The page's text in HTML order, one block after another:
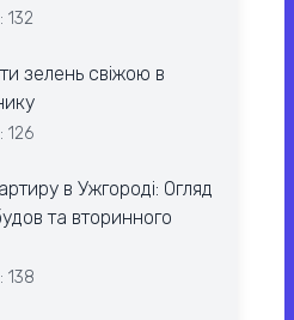
132
зелень свіжою в
126
в Ужгороді: Огляд
та вторинного
138